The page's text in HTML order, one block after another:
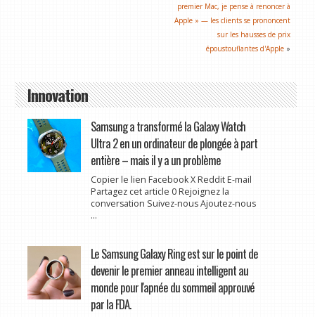
premier Mac, je pense à renoncer à
Apple » — les clients se prononcent
sur les hausses de prix
époustouflantes d'Apple »
Innovation
Samsung a transformé la Galaxy Watch
Ultra 2 en un ordinateur de plongée à part
entière – mais il y a un problème
Copier le lien Facebook X Reddit E-mail
Partagez cet article 0 Rejoignez la
conversation Suivez-nous Ajoutez-nous
...
Le Samsung Galaxy Ring est sur le point de
devenir le premier anneau intelligent au
monde pour l'apnée du sommeil approuvé
par la FDA.